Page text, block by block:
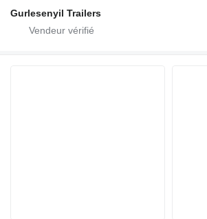
Gurlesenyil Trailers